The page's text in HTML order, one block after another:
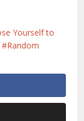
Yourself to
Random